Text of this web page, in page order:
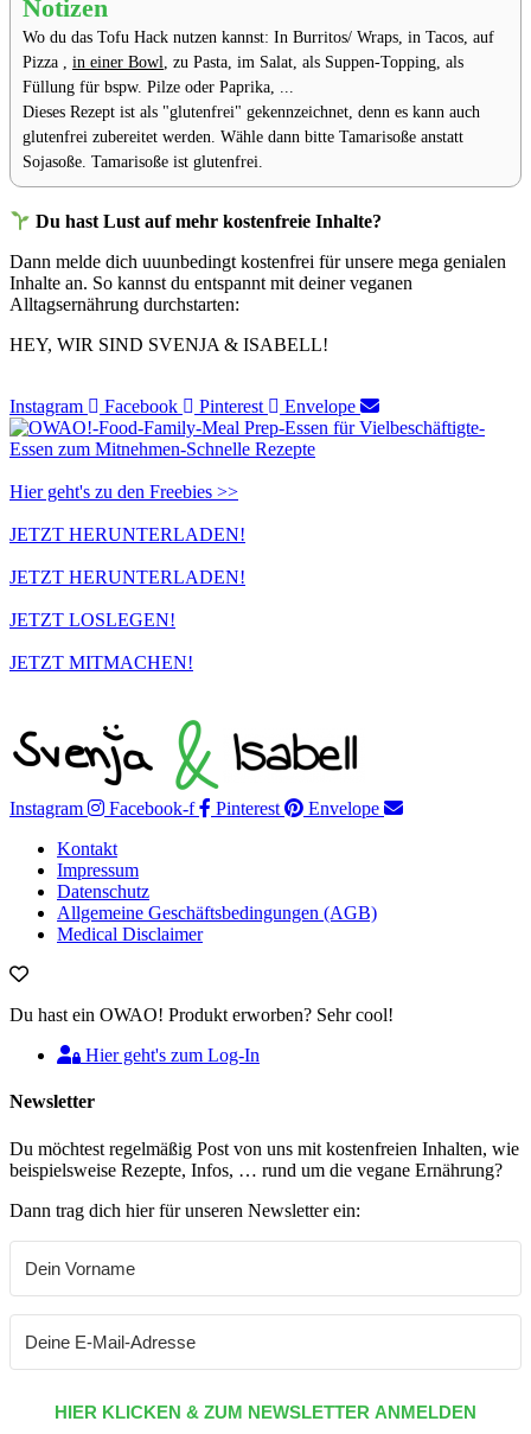
Notizen
Wo du das Tofu Hack nutzen kannst:⁣⁣ In Burritos/ Wraps⁣⁣, in Tacos⁣⁣, auf
Pizza ⁣, in einer Bowl ⁣⁣, zu Pasta⁣⁣, im Salat⁣⁣, als Suppen-Topping⁣⁣, als
Füllung für bspw. Pilze oder Paprika⁣⁣, ...
Dieses Rezept ist als "glutenfrei" gekennzeichnet, denn es kann auch
glutenfrei zubereitet werden. Wähle dann bitte Tamarisoße anstatt
Sojasoße. Tamarisoße ist glutenfrei.
Du hast Lust auf mehr kostenfreie Inhalte?
Dann melde dich uuunbedingt kostenfrei für unsere mega genialen
Inhalte an. So kannst du entspannt mit deiner veganen
Alltagsernährung durchstarten:
HEY, WIR SIND SVENJA & ISABELL!​
Instagram Facebook Pinterest Envelope
Hier geht's zu den Freebies >>
JETZT HERUNTERLADEN!
JETZT HERUNTERLADEN!
JETZT LOSLEGEN!
JETZT MITMACHEN!
Instagram Facebook-f Pinterest
Envelope
Kontakt
Impressum
Datenschutz
Allgemeine Geschäftsbedingungen (AGB)
Medical Disclaimer
Du hast ein OWAO! Produkt erworben? Sehr cool!
Hier geht's zum Log-In
Newsletter
Du möchtest regelmäßig Post von uns mit kostenfreien Inhalten, wie
beispielsweise Rezepte, Infos, … rund um die vegane Ernährung?
Dann trag dich hier für unseren Newsletter ein:
HIER KLICKEN & ZUM NEWSLETTER ANMELDEN